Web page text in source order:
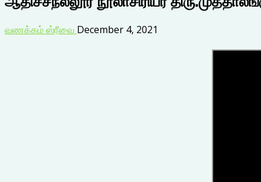
வணக்கம் ஸ்ரீவை December 4, 2021